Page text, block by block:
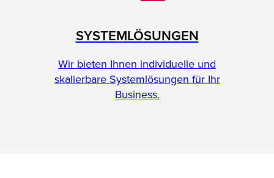
SYSTEMLÖSUNGEN
Wir bieten Ihnen individuelle und
skalierbare Systemlösungen für Ihr
Business.